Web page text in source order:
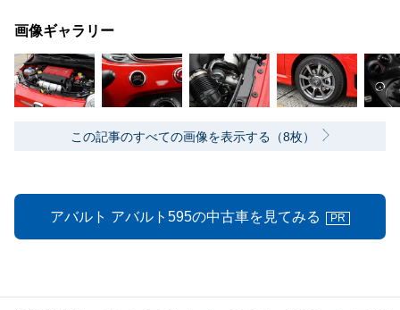
画像ギャラリー
この記事のすべての画像を表示する（8枚）
アバルト アバルト595の中古車を見てみる PR